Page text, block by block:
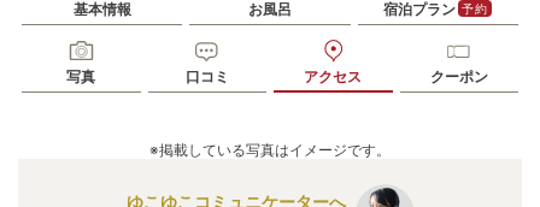
基本情報 お風呂 宿泊プラン 予約
写真 口コミ アクセス クーポン
※掲載している写真はイメージです。
ゆこゆこコミュニケーターへ